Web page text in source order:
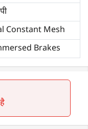
Constant Mesh
Brakes